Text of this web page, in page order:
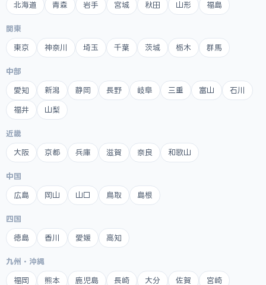
北海道 青森 岩手 宮城 秋田 山形 福島
関東
東京 神奈川 埼玉 千葉 茨城 栃木 群馬
中部
愛知 新潟 静岡 長野 岐阜 三重 富山 石川
福井 山梨
近畿
大阪 京都 兵庫 滋賀 奈良 和歌山
中国
広島 岡山 山口 鳥取 島根
四国
徳島 香川 愛媛 高知
九州・沖縄
福岡 熊本 鹿児島 長崎 大分 佐賀 宮崎